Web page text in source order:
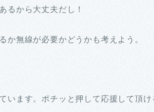
るから大丈夫だし！
か無線が必要かどうかも考えよう。
います。ポチッと押して応援して頂け